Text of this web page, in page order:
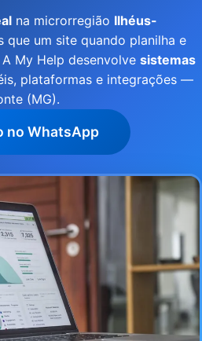
na microrregião Ilhéus-
que um site quando planilha e
My Help desenvolve sistemas
plataformas e integrações —
(MG).
no WhatsApp